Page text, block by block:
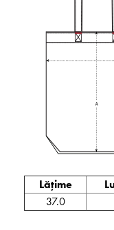
Lățime
37.0